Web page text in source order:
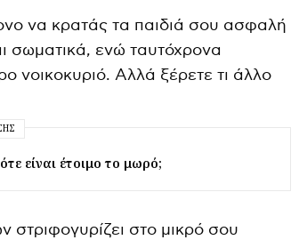
να κρατάς τα παιδιά σου ασφαλή
σωματικά, ενώ ταυτόχρονα
νοικοκυριό. Αλλά ξέρετε τι άλλο
είναι έτοιμο το μωρό;
στριφογυρίζει στο μικρό σου